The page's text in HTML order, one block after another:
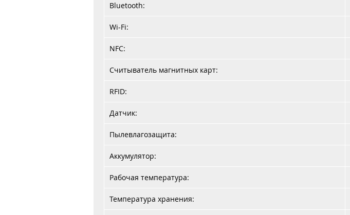
Bluetooth:
Wi-Fi:
NFC:
Считыватель магнитных карт:
RFID:
Датчик:
Пылевлагозащита:
Аккумулятор:
Рабочая температура:
Температура хранения: